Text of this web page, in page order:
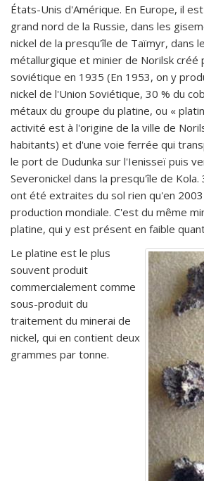
États-Unis d'Amérique. En Europe, il
grand nord de la Russie, dans les
nickel de la presqu'île de Taïmyr, dans
métallurgique et minier de Norilsk créé
soviétique en 1935 (En 1953, on y
nickel de l'Union Soviétique, 30 % du
métaux du groupe du platine, ou «
activité est à l'origine de la ville de
habitants) et d'une voie ferrée qui
le port de Dudunka sur l'Ienisseï puis
Severonickel dans la presqu'île de
ont été extraites du sol rien qu'en
production mondiale. C'est du même
platine, qui y est présent en faible
Le platine est le plus
souvent produit
commercialement comme
sous-produit du
traitement du minerai de
nickel, qui en contient deux
grammes par tonne.